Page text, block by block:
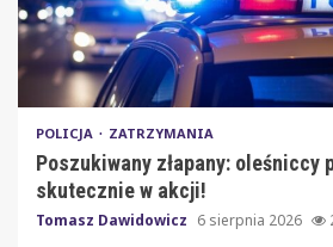
POLICJA ZATRZYMANIA
Poszukiwany złapany: oleśniccy
skutecznie w akcji!
Tomasz Dawidowicz 6 sierpnia 2026